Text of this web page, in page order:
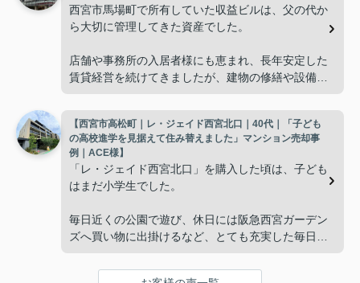
「今の私たちには少し広すぎるね。」
掃除や管理の負担も考え、夫婦二人にちょうど良い
インフィニティエステートさんへ相談すると、「パ
ークナード西宮北口」の査定だけでなく、住み替え
先とのスケジュールや資金計画まで丁寧にサポート
してくださいました。
販売活動では、西宮北口駅へのアクセス、阪急西宮
ガーデンズ、医療機関や買い物施設など、将来も安
した。
西宮市馬場町で所有していた収益ビルは、父の代か
ら大切に管理してきた資産でした。
店舗や事務所の入居者様にも恵まれ、長年安定した
賃貸経営を続けてきましたが、建物の修繕や設備更
子どもたちはそれぞれ別の仕事に就いており、
「将来、このビルの管理を任せるのは難しいかもし
れない。」
と家族で話し合うようになりました。
インフィニティエステートさんへ相談すると、収益
投資家向けの販売方法をご提案いただきました。
【西宮市高松町｜レ・ジェイド西宮北口｜40代｜「子ども
の高校進学を見据えて住み替えました」マンション売却事
例｜ACE様】
「レ・ジェイド西宮北口」を購入した頃は、子ども
はまだ小学生でした。
毎日近くの公園で遊び、休日には阪急西宮ガーデン
ズへ買い物に出掛けるなど、とても充実した毎日を